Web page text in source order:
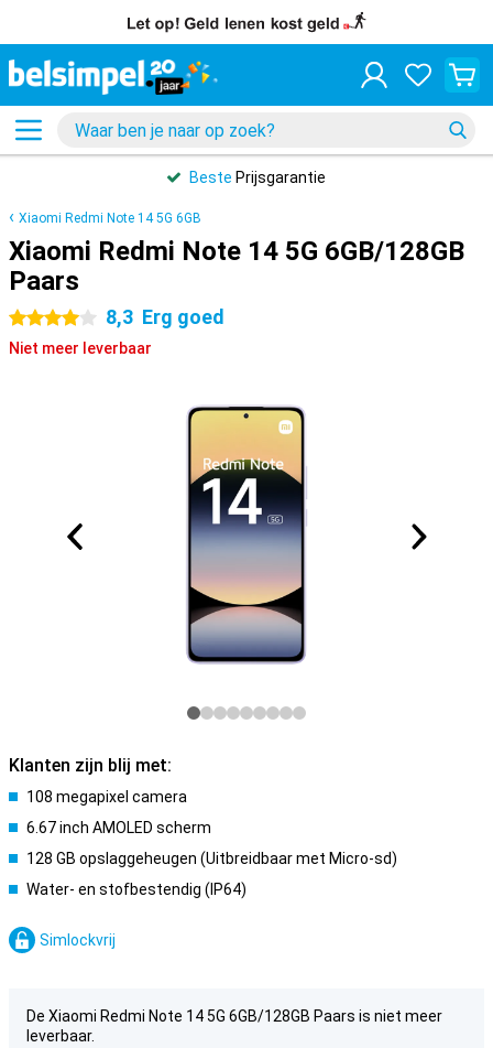
Beste Prijsgarantie
Xiaomi Redmi Note 14 5G 6GB
Xiaomi Redmi Note 14 5G 6GB/128GB
Paars
4 sterren 8,3 Erg goed
Niet meer leverbaar
Klanten zijn blij met:
108 megapixel camera
6.67 inch AMOLED scherm
128 GB opslaggeheugen (Uitbreidbaar met Micro-sd)
Water- en stofbestendig (IP64)
Simlockvrij
De Xiaomi Redmi Note 14 5G 6GB/128GB Paars is niet meer
leverbaar.